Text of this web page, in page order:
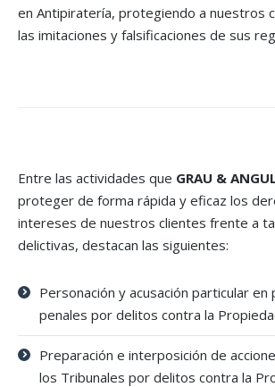
en Antipiratería, protegiendo a nuestros
las imitaciones y falsificaciones de sus
Entre las actividades que GRAU &
proteger de forma rápida y eficaz los
intereses de nuestros clientes frente a
delictivas, destacan las siguientes:
Personación y acusación particular
penales por delitos contra la
Preparación e interposición de
los Tribunales por delitos contra la